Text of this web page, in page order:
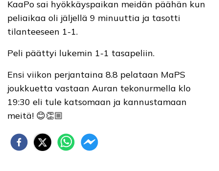
KaaPo sai hyökkäyspaikan meidän päähän kun
peliaikaa oli jäljellä 9 minuuttia ja tasotti
tilanteeseen 1-1.
Peli päättyi lukemin 1-1 tasapeliin.
Ensi viikon perjantaina 8.8 pelataan MaPS
joukkuetta vastaan Auran tekonurmella klo
19:30 eli tule katsomaan ja kannustamaan
meitä! 😊👏🏼